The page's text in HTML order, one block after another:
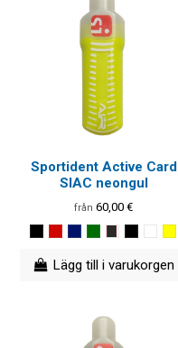
Sportident Active Card
SIAC neongul
från60,00 €
Lägg till i varukorgen